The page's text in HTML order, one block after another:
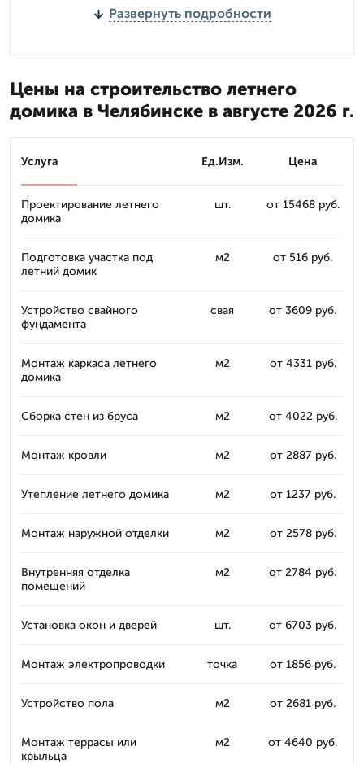
Развернуть подробности
Цены на строительство летнего
домика в Челябинске в августе 2026 г.
Услуга Ед.Изм. Цена
Проектирование летнего
домика
шт. от 15468 руб.
Подготовка участка под
летний домик
м2 от 516 руб.
Устройство свайного
фундамента
свая от 3609 руб.
Монтаж каркаса летнего
домика
м2 от 4331 руб.
Сборка стен из бруса м2 от 4022 руб.
Монтаж кровли м2 от 2887 руб.
Утепление летнего домика м2 от 1237 руб.
Монтаж наружной отделки м2 от 2578 руб.
Внутренняя отделка
помещений
м2 от 2784 руб.
Установка окон и дверей шт. от 6703 руб.
Монтаж электропроводки точка от 1856 руб.
Устройство пола м2 от 2681 руб.
Монтаж террасы или
крыльца
м2 от 4640 руб.